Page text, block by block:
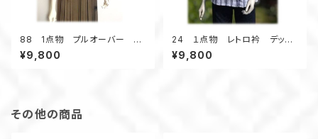
88 1点物 プルオーバー 着
物リメイク ねじりオフタート
ル クロップド丈 カラフル 紺
¥9,800
24 １点物 レトロ衿 デッド
ストック浴衣 ブラウス 七分
袖 ２種類の浴衣地 ストライ
¥9,800
その他の商品